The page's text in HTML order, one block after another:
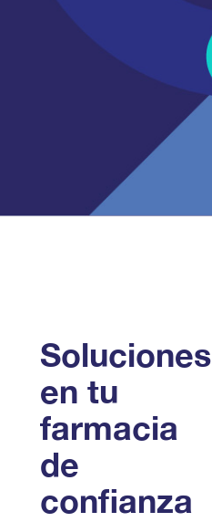
Soluciones
en tu
farmacia
de
confianza